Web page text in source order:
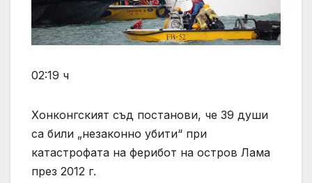
02:19 ч
Хонконгският съд постанови, че 39 души
са били „незаконно убити“ при
катастрофата на ферибот на остров Лама
през 2012 г.